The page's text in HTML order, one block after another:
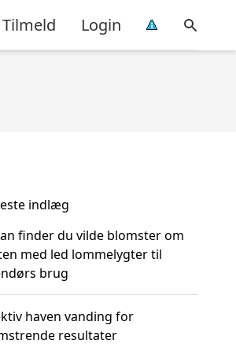
Tilmeld Login
indlæg
finder du vilde blomster om
med led lommelygter til
brug
haven vanding for
resultater